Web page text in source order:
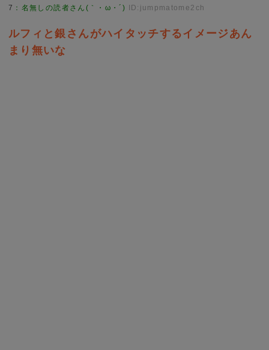
7 ： 名無しの読者さん(｀・ω・´) ID:jumpmatome2ch
ルフィと銀さんがハイタッチするイメージあん
まり無いな